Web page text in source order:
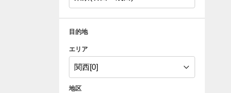
目的地
エリア
地区